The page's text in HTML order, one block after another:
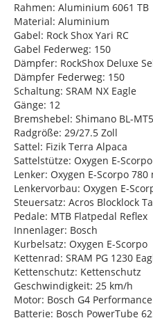
Rahmen: Aluminium 6061 TB
Material: Aluminium
Gabel: Rock Shox Yari RC
Gabel Federweg: 150
Dämpfer: RockShox Deluxe
Dämpfer Federweg: 150
Schaltung: SRAM NX Eagle
Gänge: 12
Bremshebel: Shimano BL-
Radgröße: 29/27.5 Zoll
Sattel: Fizik Terra Alpaca
Sattelstütze: Oxygen E-Scorpo
Lenker: Oxygen E-Scorpo 780
Lenkervorbau: Oxygen E-
Steuersatz: Acros Blocklock
Pedale: MTB Flatpedal Reflex
Innenlager: Bosch
Kurbelsatz: Oxygen E-Scorpo
Kettenrad: SRAM PG 1230
Kettenschutz: Kettenschutz
Geschwindigkeit: 25 km/h
Motor: Bosch G4
Batterie: Bosch PowerTube